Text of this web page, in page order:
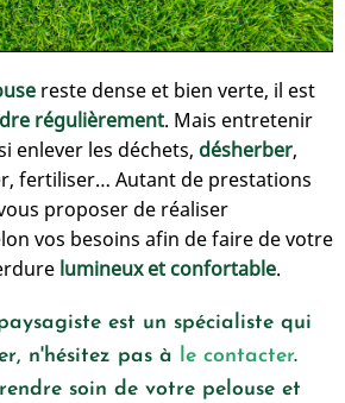
reste dense et bien verte, il est
régulièrement. Mais entretenir
enlever les déchets, désherber,
fertiliser… Autant de prestations
proposer de réaliser
vos besoins afin de faire de votre
lumineux et confortable.
est un spécialiste qui
n'hésitez pas à
le contacter.
soin de votre pelouse et